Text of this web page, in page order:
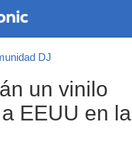
DJ
un vinilo
EEUU en la